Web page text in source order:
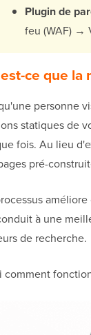
Plugin de
feu (WAF) →
ce que la
personne
statiques de
fois. Au lieu
pré-
à une
de recherche.
comment